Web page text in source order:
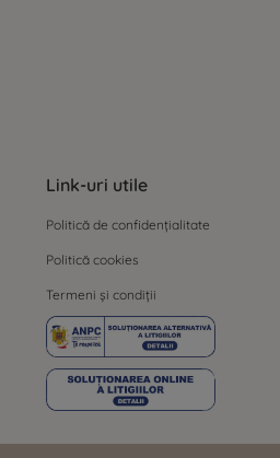
Link-uri utile
Politică de confidențialitate
Politică cookies
Termeni și condiții